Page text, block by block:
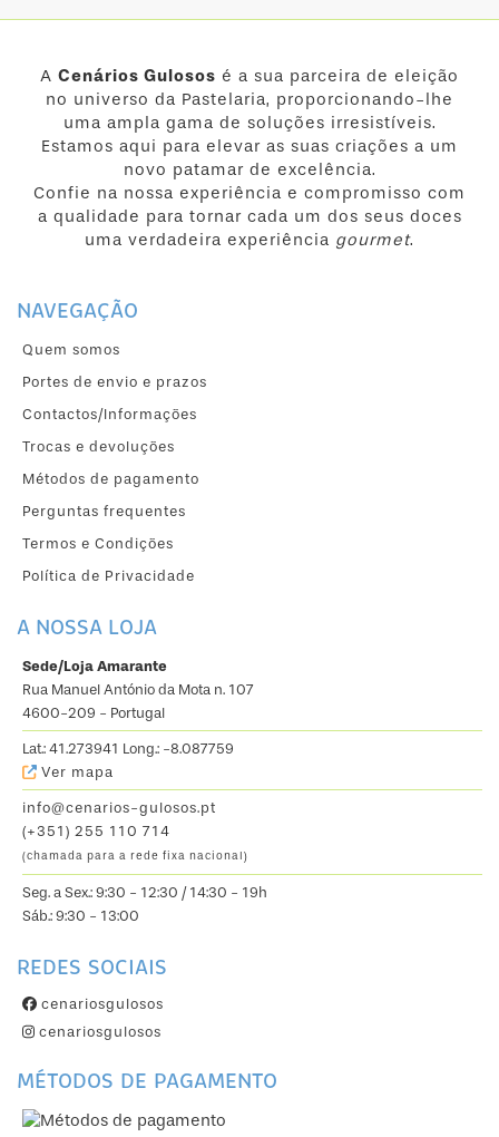
A Cenários Gulosos é a sua parceira de eleição
no universo da Pastelaria, proporcionando-lhe
uma ampla gama de soluções irresistíveis.
Estamos aqui para elevar as suas criações a um
novo patamar de excelência.
Confie na nossa experiência e compromisso com
a qualidade para tornar cada um dos seus doces
uma verdadeira experiência gourmet.
NAVEGAÇÃO
Quem somos
Portes de envio e prazos
Contactos/Informações
Trocas e devoluções
Métodos de pagamento
Perguntas frequentes
Termos e Condições
Política de Privacidade
A NOSSA LOJA
Sede/Loja Amarante
Rua Manuel António da Mota n. 107
4600-209 - Portugal
Lat.: 41.273941 Long.: -8.087759
Ver mapa
info@cenarios-gulosos.pt
(+351) 255 110 714
(chamada para a rede fixa nacional)
Seg. a Sex.: 9:30 - 12:30 / 14:30 - 19h
Sáb.: 9:30 - 13:00
REDES SOCIAIS
cenariosgulosos
cenariosgulosos
MÉTODOS DE PAGAMENTO